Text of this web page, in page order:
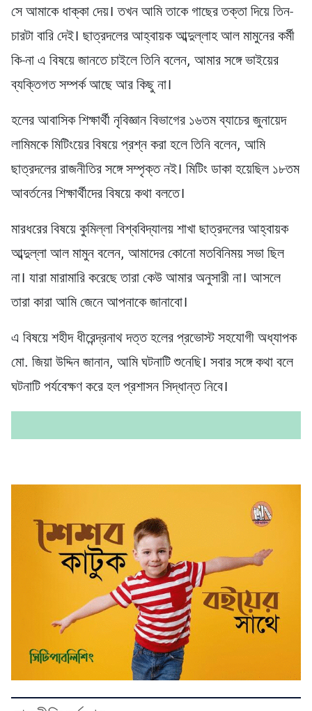
সে আমাকে ধাক্কা দেয়। তখন আমি তাকে গাছের তক্তা দিয়ে তিন-
চারটা বারি দেই। ছাত্রদলের আহ্বায়ক আব্দুল্লাহ আল মামুনের কর্মী
কি-না এ বিষয়ে জানতে চাইলে তিনি বলেন, আমার সঙ্গে ভাইয়ের
ব্যক্তিগত সম্পর্ক আছে আর কিছু না।
হলের আবাসিক শিক্ষার্থী নৃবিজ্ঞান বিভাগের ১৬তম ব্যাচের জুনায়েদ
লামিমকে মিটিংয়ের বিষয়ে প্রশ্ন করা হলে তিনি বলেন, আমি
ছাত্রদলের রাজনীতির সঙ্গে সম্পৃক্ত নই। মিটিং ডাকা হয়েছিল ১৮তম
আবর্তনের শিক্ষার্থীদের বিষয়ে কথা বলতে।
মারধরের বিষয়ে কুমিল্লা বিশ্ববিদ্যালয় শাখা ছাত্রদলের আহ্বায়ক
আব্দুল্লা আল মামুন বলেন, আমাদের কোনো মতবিনিময় সভা ছিল
না। যারা মারামারি করেছে তারা কেউ আমার অনুসারী না। আসলে
তারা কারা আমি জেনে আপনাকে জানাবো।
এ বিষয়ে শহীদ ধীরেন্দ্রনাথ দত্ত হলের প্রভোস্ট সহযোগী অধ্যাপক
মো. জিয়া উদ্দিন জানান, আমি ঘটনাটি শুনেছি। সবার সঙ্গে কথা বলে
ঘটনাটি পর্যবেক্ষণ করে হল প্রশাসন সিদ্ধান্ত নিবে।